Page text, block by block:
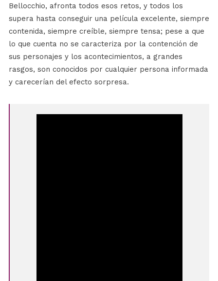
Bellocchio, afronta todos esos retos, y todos los
supera hasta conseguir una película excelente, siempre
contenida, siempre creíble, siempre tensa; pese a que
lo que cuenta no se caracteriza por la contención de
sus personajes y los acontecimientos, a grandes
rasgos, son conocidos por cualquier persona informada
y carecerían del efecto sorpresa.